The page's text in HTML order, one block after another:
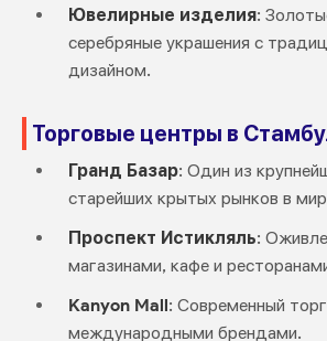
Ювелирные изделия:
серебряные украшения с
дизайном.
Торговые центры в
Гранд Базар: Один из
старейших крытых рынков в
Проспект Истикляль:
магазинами, кафе и
Kanyon Mall: Современный
международными брендами.